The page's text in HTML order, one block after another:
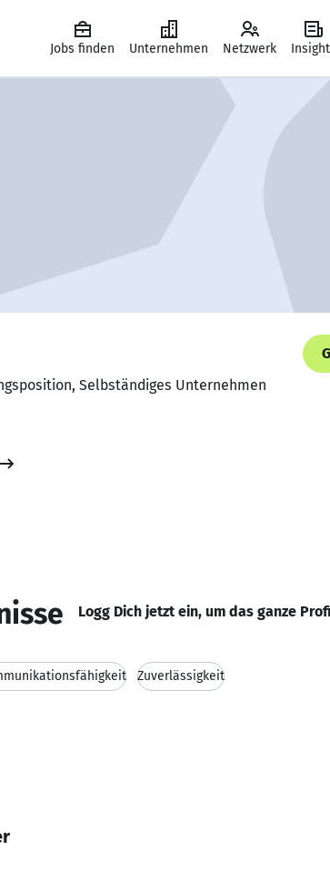
Jobs finden Unternehmen Netzwerk
Selbständiges Unternehmen
Logg Dich jetzt ein, um das ganze
Zuverlässigkeit